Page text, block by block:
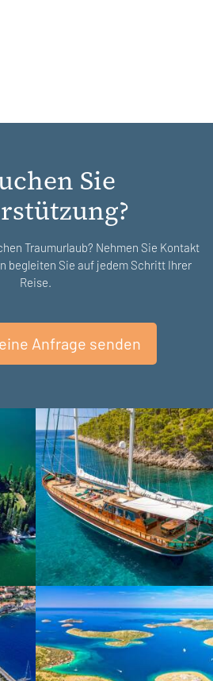
Sie
Traumurlaub? Nehmen Sie Kontakt
begleiten Sie auf jedem Schritt Ihrer
Reise.
Anfrage senden